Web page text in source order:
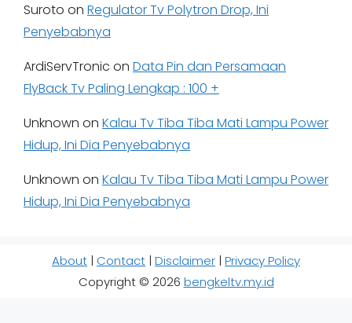
Suroto on Regulator Tv Polytron Drop, Ini
Penyebabnya
ArdiServTronic on Data Pin dan Persamaan
FlyBack Tv Paling Lengkap : 100 +
Unknown on Kalau Tv Tiba Tiba Mati Lampu Power
Hidup, Ini Dia Penyebabnya
Unknown on Kalau Tv Tiba Tiba Mati Lampu Power
Hidup, Ini Dia Penyebabnya
About | Contact | Disclaimer | Privacy Policy
Copyright © 2026 bengkeltv.my.id